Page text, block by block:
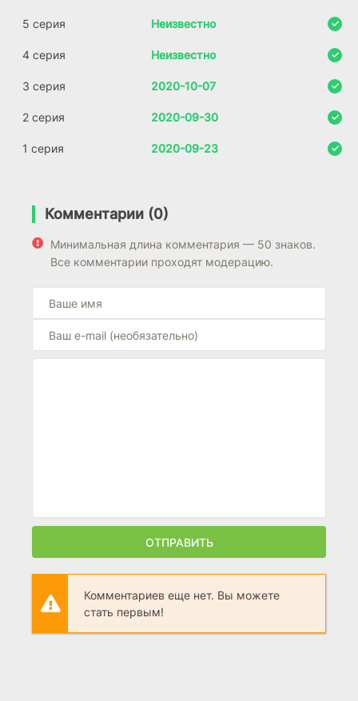
5 серия Неизвестно
4 серия Неизвестно
3 серия 2020-10-07
2 серия 2020-09-30
1 серия 2020-09-23
Комментарии (0)
Минимальная длина комментария — 50 знаков.
Все комментарии проходят модерацию.
ОТПРАВИТЬ
Комментариев еще нет. Вы можете
стать первым!